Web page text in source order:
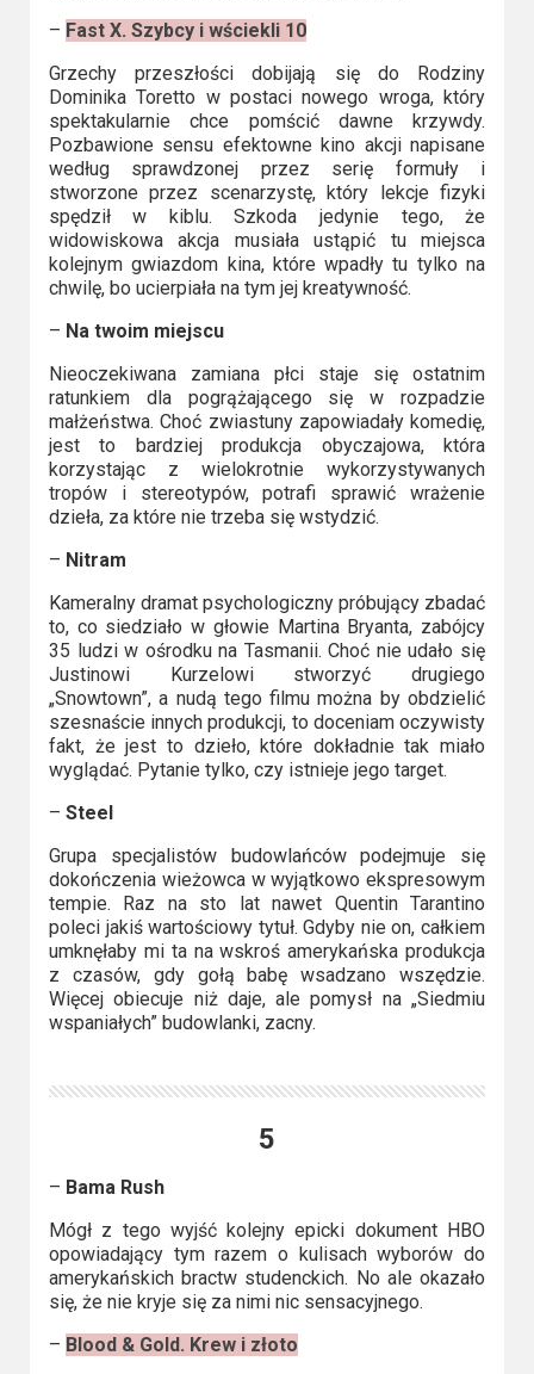
– Fast X. Szybcy i wściekli 10
Grzechy przeszłości dobijają się do Rodziny
Dominika Toretto w postaci nowego wroga, który
spektakularnie chce pomścić dawne krzywdy.
Pozbawione sensu efektowne kino akcji napisane
według sprawdzonej przez serię formuły i
stworzone przez scenarzystę, który lekcje fizyki
spędził w kiblu. Szkoda jedynie tego, że
widowiskowa akcja musiała ustąpić tu miejsca
kolejnym gwiazdom kina, które wpadły tu tylko na
chwilę, bo ucierpiała na tym jej kreatywność.
– Na twoim miejscu
Nieoczekiwana zamiana płci staje się ostatnim
ratunkiem dla pogrążającego się w rozpadzie
małżeństwa. Choć zwiastuny zapowiadały komedię,
jest to bardziej produkcja obyczajowa, która
korzystając z wielokrotnie wykorzystywanych
tropów i stereotypów, potrafi sprawić wrażenie
dzieła, za które nie trzeba się wstydzić.
– Nitram
Kameralny dramat psychologiczny próbujący zbadać
to, co siedziało w głowie Martina Bryanta, zabójcy
35 ludzi w ośrodku na Tasmanii. Choć nie udało się
Justinowi Kurzelowi stworzyć drugiego
„Snowtown”, a nudą tego filmu można by obdzielić
szesnaście innych produkcji, to doceniam oczywisty
fakt, że jest to dzieło, które dokładnie tak miało
wyglądać. Pytanie tylko, czy istnieje jego target.
– Steel
Grupa specjalistów budowlańców podejmuje się
dokończenia wieżowca w wyjątkowo ekspresowym
tempie. Raz na sto lat nawet Quentin Tarantino
poleci jakiś wartościowy tytuł. Gdyby nie on, całkiem
umknęłaby mi ta na wskroś amerykańska produkcja
z czasów, gdy gołą babę wsadzano wszędzie.
Więcej obiecuje niż daje, ale pomysł na „Siedmiu
wspaniałych” budowlanki, zacny.
5
– Bama Rush
Mógł z tego wyjść kolejny epicki dokument HBO
opowiadający tym razem o kulisach wyborów do
amerykańskich bractw studenckich. No ale okazało
się, że nie kryje się za nimi nic sensacyjnego.
– Blood & Gold. Krew i złoto